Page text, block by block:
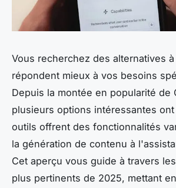
Vous recherchez des alternatives à
répondent mieux à vos besoins
Depuis la montée en popularité de
plusieurs options intéressantes
outils offrent des fonctionnalités
la génération de contenu à
Cet aperçu vous guide à travers
plus pertinents de 2025, mettant